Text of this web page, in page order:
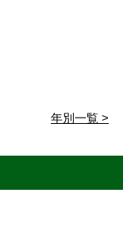
年別一覧 >